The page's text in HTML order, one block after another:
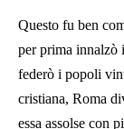
Questo fu ben
per prima innalzò
federò i popoli
cristiana, Roma
essa assolse con